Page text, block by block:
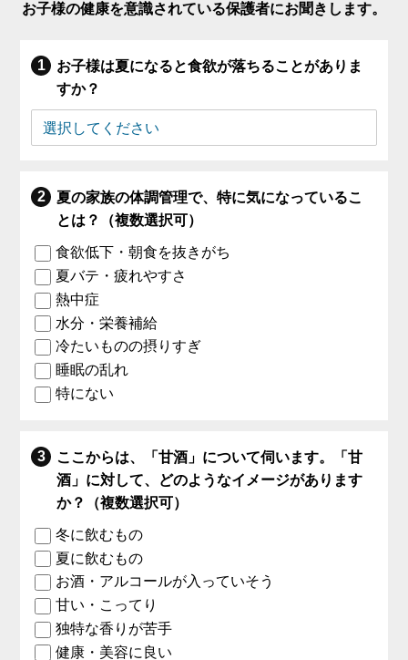
お子様の健康を意識されている保護者にお聞きします。
お子様は夏になると食欲が落ちることがありま
すか？
夏の家族の体調管理で、特に気になっているこ
とは？（複数選択可）
食欲低下・朝食を抜きがち
夏バテ・疲れやすさ
熱中症
水分・栄養補給
冷たいものの摂りすぎ
睡眠の乱れ
特にない
ここからは、「甘酒」について伺います。「甘
酒」に対して、どのようなイメージがあります
か？（複数選択可）
冬に飲むもの
夏に飲むもの
お酒・アルコールが入っていそう
甘い・こってり
独特な香りが苦手
健康・美容に良い